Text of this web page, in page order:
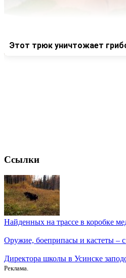
Этот трюк уничтожает
Ссылки
Найденных на трассе в коробке
Оружие, боеприпасы и кастеты –
Директора школы в Усинске
Реклама.